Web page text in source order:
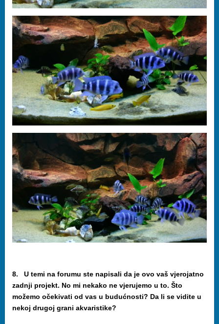
8. U temi na forumu ste napisali da je ovo vaš vjerojatno
zadnji projekt. No mi nekako ne vjerujemo u to. Što
možemo očekivati od vas u budućnosti? Da li se vidite u
nekoj drugoj grani akvaristike?